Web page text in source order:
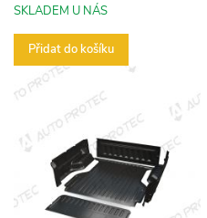
SKLADEM U NÁS
Přidat do košíku